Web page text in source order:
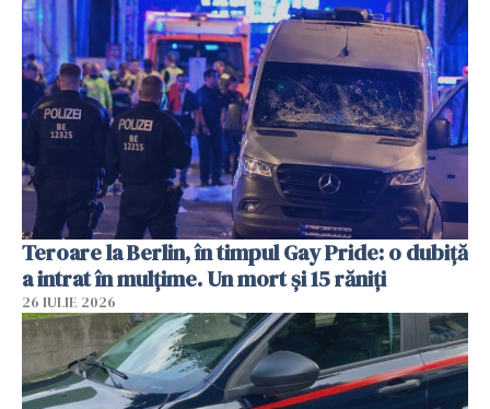
Teroare la Berlin, în timpul Gay Pride: o dubiță
a intrat în mulțime. Un mort și 15 răniți
26 IULIE 2026